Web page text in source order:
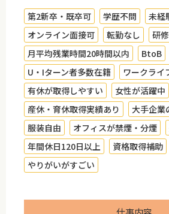
第2新卒・既卒可 学歴不問
未経
オンライン面接可
転勤なし
研
月平均残業時間20時間以内
BtoB
U・Iターン者多数在籍
ワークライ
有休が取得しやすい
女性が活躍中
産休・育休取得実績あり
大手企業
服装自由
オフィスが禁煙・分煙
年間休日120日以上
資格取得補助
やりがいがすごい